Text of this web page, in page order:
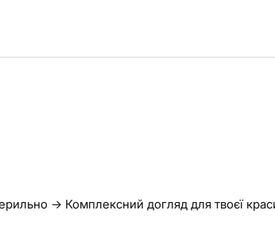
→ Комплексний догляд для твоєї